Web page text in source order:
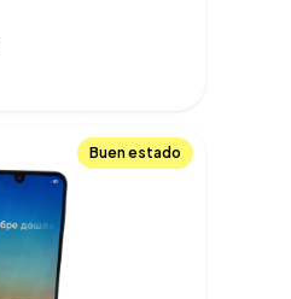
Buen estado